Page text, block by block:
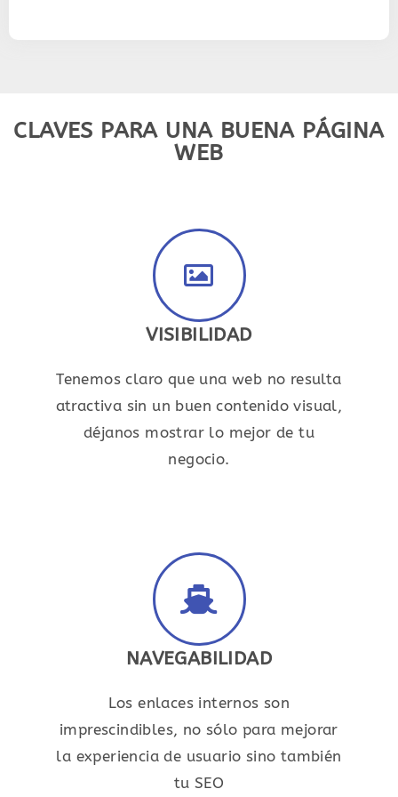
CLAVES PARA UNA BUENA PÁGINA
WEB
VISIBILIDAD
Tenemos claro que una web no resulta
atractiva sin un buen contenido visual,
déjanos mostrar lo mejor de tu
negocio.
NAVEGABILIDAD
Los enlaces internos son
imprescindibles, no sólo para mejorar
la experiencia de usuario sino también
tu SEO